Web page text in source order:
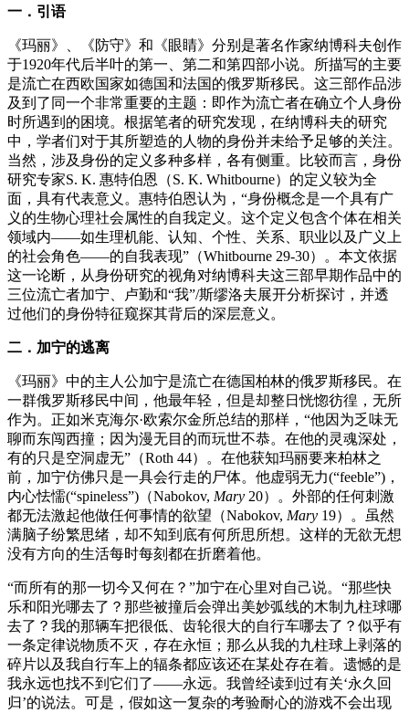
一．引语
《玛丽》、《防守》和《眼睛》分别是著名作家纳博科夫创作
于1920年代后半叶的第一、第二和第四部小说。所描写的主要
是流亡在西欧国家如德国和法国的俄罗斯移民。这三部作品涉
及到了同一个非常重要的主题：即作为流亡者在确立个人身份
时所遇到的困境。根据笔者的研究发现，在纳博科夫的研究
中，学者们对于其所塑造的人物的身份并未给予足够的关注。
当然，涉及身份的定义多种多样，各有侧重。比较而言，身份
研究专家S. K. 惠特伯恩（S. K. Whitbourne）的定义较为全
面，具有代表意义。惠特伯恩认为，“身份概念是一个具有广
义的生物心理社会属性的自我定义。这个定义包含个体在相关
领域内——如生理机能、认知、个性、关系、职业以及广义上
的社会角色——的自我表现”（Whitbourne 29-30）。本文依据
这一论断，从身份研究的视角对纳博科夫这三部早期作品中的
三位流亡者加宁、卢勤和“我”/斯缪洛夫展开分析探讨，并透
过他们的身份特征窥探其背后的深层意义。
二．加宁的逃离
《玛丽》中的主人公加宁是流亡在德国柏林的俄罗斯移民。在
一群俄罗斯移民中间，他最年轻，但是却整日恍惚彷徨，无所
作为。正如米克海尔·欧索尔金所总结的那样，“他因为乏味无
聊而东闯西撞；因为漫无目的而玩世不恭。在他的灵魂深处，
有的只是空洞虚无”（Roth 44）。在他获知玛丽要来柏林之
前，加宁仿佛只是一具会行走的尸体。他虚弱无力(“feeble”)，
内心怯懦(“spineless”)（Nabokov, Mary 20）。外部的任何刺激
都无法激起他做任何事情的欲望（Nabokov, Mary 19）。虽然
满脑子纷繁思绪，却不知到底有何所思所想。这样的无欲无想
没有方向的生活每时每刻都在折磨着他。
“而所有的那一切今又何在？”加宁在心里对自己说。“那些快
乐和阳光哪去了？那些被撞后会弹出美妙弧线的木制九柱球哪
去了？我的那辆车把很低、齿轮很大的自行车哪去了？似乎有
一条定律说物质不灭，存在永恒；那么从我的九柱球上剥落的
碎片以及我自行车上的辐条都应该还在某处存在着。遗憾的是
我永远也找不到它们了——永远。我曾经读到过有关‘永久回
归’的说法。可是，假如这一复杂的考验耐心的游戏不会出现